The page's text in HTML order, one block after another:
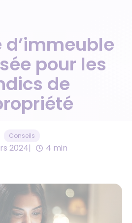
d’immeuble
pour les
de
Conseils
2024 4 min